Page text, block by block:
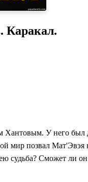
Каракал.
Хантовым. У него был
мир позвал Мат'Эвэя
судьба? Сможет ли